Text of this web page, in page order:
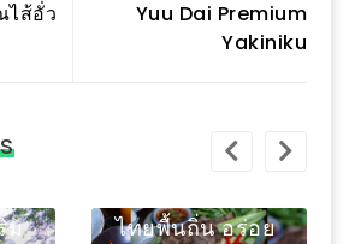
ไส้อั่ว
Yuu Dai Premium
Yakiniku
รส
อร่อย
อาหารทะเล เต็ม